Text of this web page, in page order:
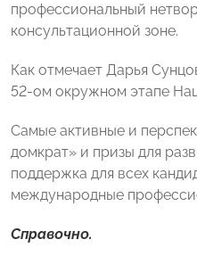
профессиональный
консультационной зоне.
Как отмечает Дарья
52-ом окружном этапе
Самые активные и
домкрат» и призы для
поддержка для всех
международные
Справочно.